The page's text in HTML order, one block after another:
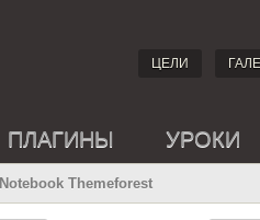
ЦЕЛИ
ПЛАГИНЫ УРОКИ
Themeforest